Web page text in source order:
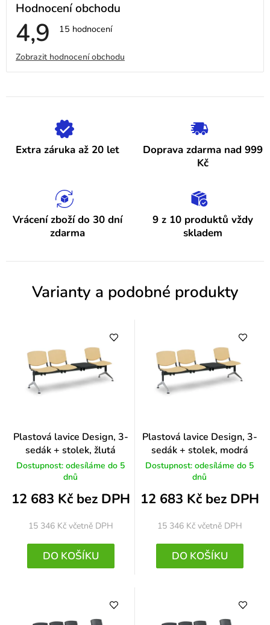
Hodnocení obchodu
4,9 Průměrné
je
hvězdiček.
15 hodnocení
V
ý
p
h
o
e
Zobrazit hodnocení obchodu
Extra záruka až 20 let
Doprava zdarma nad 999
Kč
Vrácení zboží do 30 dní
zdarma
9 z 10 produktů vždy
skladem
Varianty a podobné produkty
Plastová lavice Design, 3-
sedák + stolek, žlutá
Dostupnost: odesíláme do 5
dnů
12 683 Kč bez DPH
15 346 Kč včetně DPH
DO KOŠÍKU
Plastová lavice Design, 3-
sedák + stolek, modrá
Dostupnost: odesíláme do 5
dnů
12 683 Kč bez DPH
15 346 Kč včetně DPH
DO KOŠÍKU